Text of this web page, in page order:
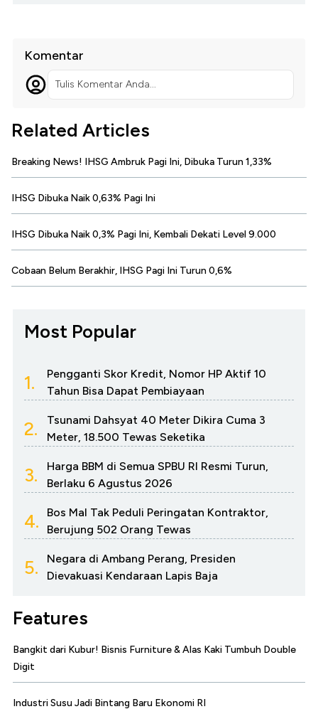
Komentar
Tulis Komentar Anda...
Related Articles
Breaking News! IHSG Ambruk Pagi Ini, Dibuka Turun 1,33%
IHSG Dibuka Naik 0,63% Pagi Ini
IHSG Dibuka Naik 0,3% Pagi Ini, Kembali Dekati Level 9.000
Cobaan Belum Berakhir, IHSG Pagi Ini Turun 0,6%
Most Popular
1.
Pengganti Skor Kredit, Nomor HP Aktif 10
Tahun Bisa Dapat Pembiayaan
2.
Tsunami Dahsyat 40 Meter Dikira Cuma 3
Meter, 18.500 Tewas Seketika
3.
Harga BBM di Semua SPBU RI Resmi Turun,
Berlaku 6 Agustus 2026
4.
Bos Mal Tak Peduli Peringatan Kontraktor,
Berujung 502 Orang Tewas
5.
Negara di Ambang Perang, Presiden
Dievakuasi Kendaraan Lapis Baja
Features
Bangkit dari Kubur! Bisnis Furniture & Alas Kaki Tumbuh Double
Digit
Industri Susu Jadi Bintang Baru Ekonomi RI